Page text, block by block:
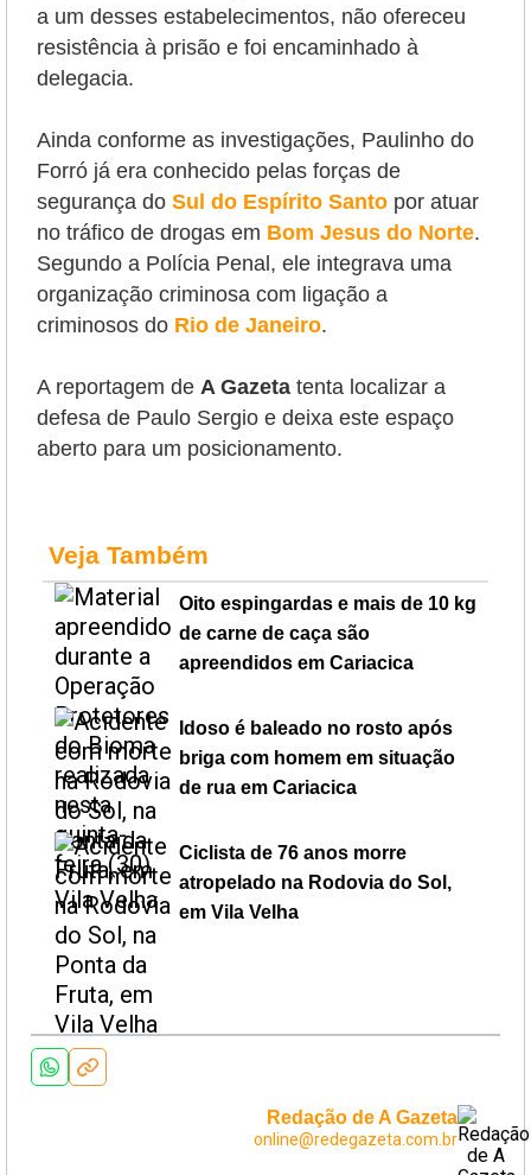
a um desses estabelecimentos, não ofereceu
resistência à prisão e foi encaminhado à
delegacia.
Ainda conforme as investigações, Paulinho do
Forró já era conhecido pelas forças de
segurança do Sul do Espírito Santo por atuar
no tráfico de drogas em Bom Jesus do Norte.
Segundo a Polícia Penal, ele integrava uma
organização criminosa com ligação a
criminosos do Rio de Janeiro.
A reportagem de A Gazeta tenta localizar a
defesa de Paulo Sergio e deixa este espaço
aberto para um posicionamento.
Veja Também
Oito espingardas e mais de 10 kg
de carne de caça são
apreendidos em Cariacica
Idoso é baleado no rosto após
briga com homem em situação
de rua em Cariacica
Ciclista de 76 anos morre
atropelado na Rodovia do Sol,
em Vila Velha
Redação de A Gazeta
online@redegazeta.com.br